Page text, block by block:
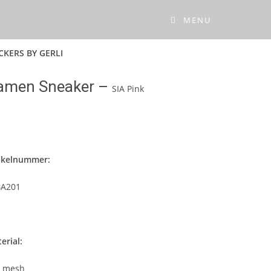
MENU
BY GERLI
Sneaker – SIA Pink
mesh